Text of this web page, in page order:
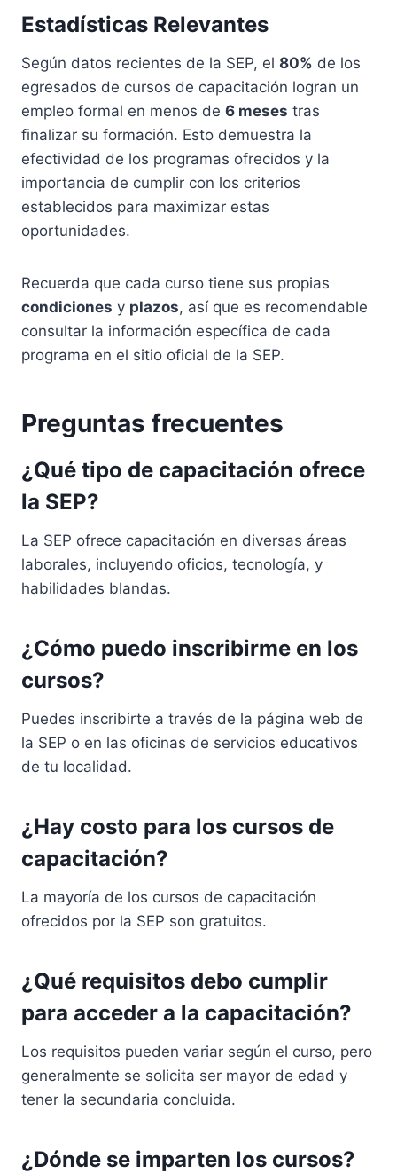
Estadísticas Relevantes
Según datos recientes de la SEP, el 80% de los
egresados de cursos de capacitación logran un
empleo formal en menos de 6 meses tras
finalizar su formación. Esto demuestra la
efectividad de los programas ofrecidos y la
importancia de cumplir con los criterios
establecidos para maximizar estas
oportunidades.
Recuerda que cada curso tiene sus propias
condiciones y plazos, así que es recomendable
consultar la información específica de cada
programa en el sitio oficial de la SEP.
Preguntas frecuentes
¿Qué tipo de capacitación ofrece
la SEP?
La SEP ofrece capacitación en diversas áreas
laborales, incluyendo oficios, tecnología, y
habilidades blandas.
¿Cómo puedo inscribirme en los
cursos?
Puedes inscribirte a través de la página web de
la SEP o en las oficinas de servicios educativos
de tu localidad.
¿Hay costo para los cursos de
capacitación?
La mayoría de los cursos de capacitación
ofrecidos por la SEP son gratuitos.
¿Qué requisitos debo cumplir
para acceder a la capacitación?
Los requisitos pueden variar según el curso, pero
generalmente se solicita ser mayor de edad y
tener la secundaria concluida.
¿Dónde se imparten los cursos?